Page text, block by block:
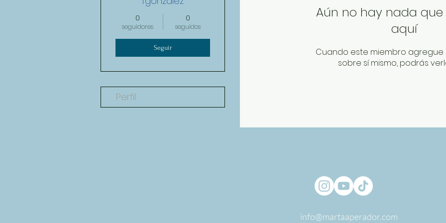
Aún no hay nada
aquí
Cuando este miembro agregue
sobre sí mismo, podrás
0
seguidores
0
seguidos
Seguir
Perfil
info@martaaperador.com